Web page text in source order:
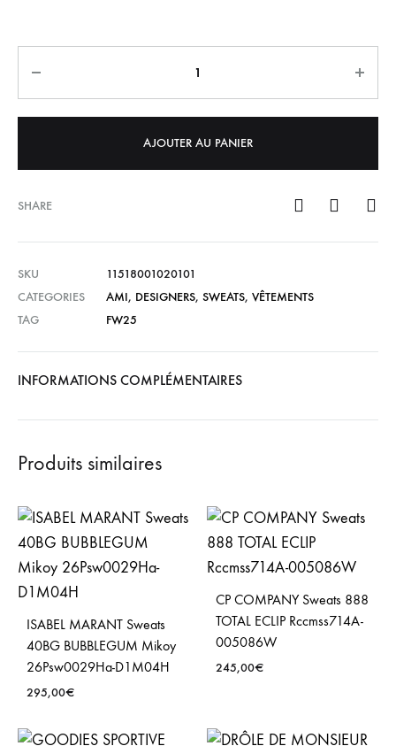
AJOUTER AU PANIER
SHARE
SKU
11518001020101
CATEGORIES
AMI, DESIGNERS, SWEATS, VÊTEMENTS
TAG
FW25
INFORMATIONS COMPLÉMENTAIRES
Produits similaires
ISABEL MARANT Sweats
40BG BUBBLEGUM Mikoy
26Psw0029Ha-D1M04H
295,00€
CP COMPANY Sweats 888
TOTAL ECLIP Rccmss714A-
005086W
245,00€